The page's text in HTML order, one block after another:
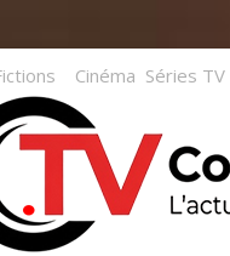
Cinéma Séries TV